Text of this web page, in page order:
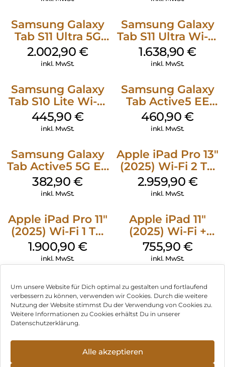
Um unsere Website für Dich optimal zu gestalten und fortlaufend
verbessern zu können, verwenden wir Cookies. Durch die weitere
Nutzung der Website stimmst Du der Verwendung von Cookies zu.
Weitere Informationen zu Cookies erhältst Du in unserer
Datenschutzerklärung.
Alle akzeptieren
Samsung Galaxy
Tab S11 Ultra 5G
512 GB Gray
2.002,90 €
inkl. MwSt.
Samsung Galaxy
Tab S11 Ultra Wi-Fi
512 GB Gray
1.638,90€
inkl. MwSt.
Samsung Galaxy
Tab S10 Lite Wi-Fi
128 GB Gray
445,90 €
inkl. MwSt.
Samsung Galaxy
Tab Active5 EE
Wi-Fi 128 GB black
460,90€
inkl. MwSt.
Samsung Galaxy
Tab Active5 5G EE
128 GB Black
382,90€
inkl. MwSt.
Apple iPad Pro 13″
(2025) Wi-Fi 2 TB
Nanotexturglas
Space Schwarz
2.959,90 €
inkl. MwSt.
Apple iPad Pro 11″
(2025) Wi-Fi 1 TB
Standardglas
Silber
1.900,90 €
inkl. MwSt.
Apple iPad 11″
(2025) Wi-Fi +
Cellular 256 GB
Pink
755,90 €
inkl. MwSt.
Impressum